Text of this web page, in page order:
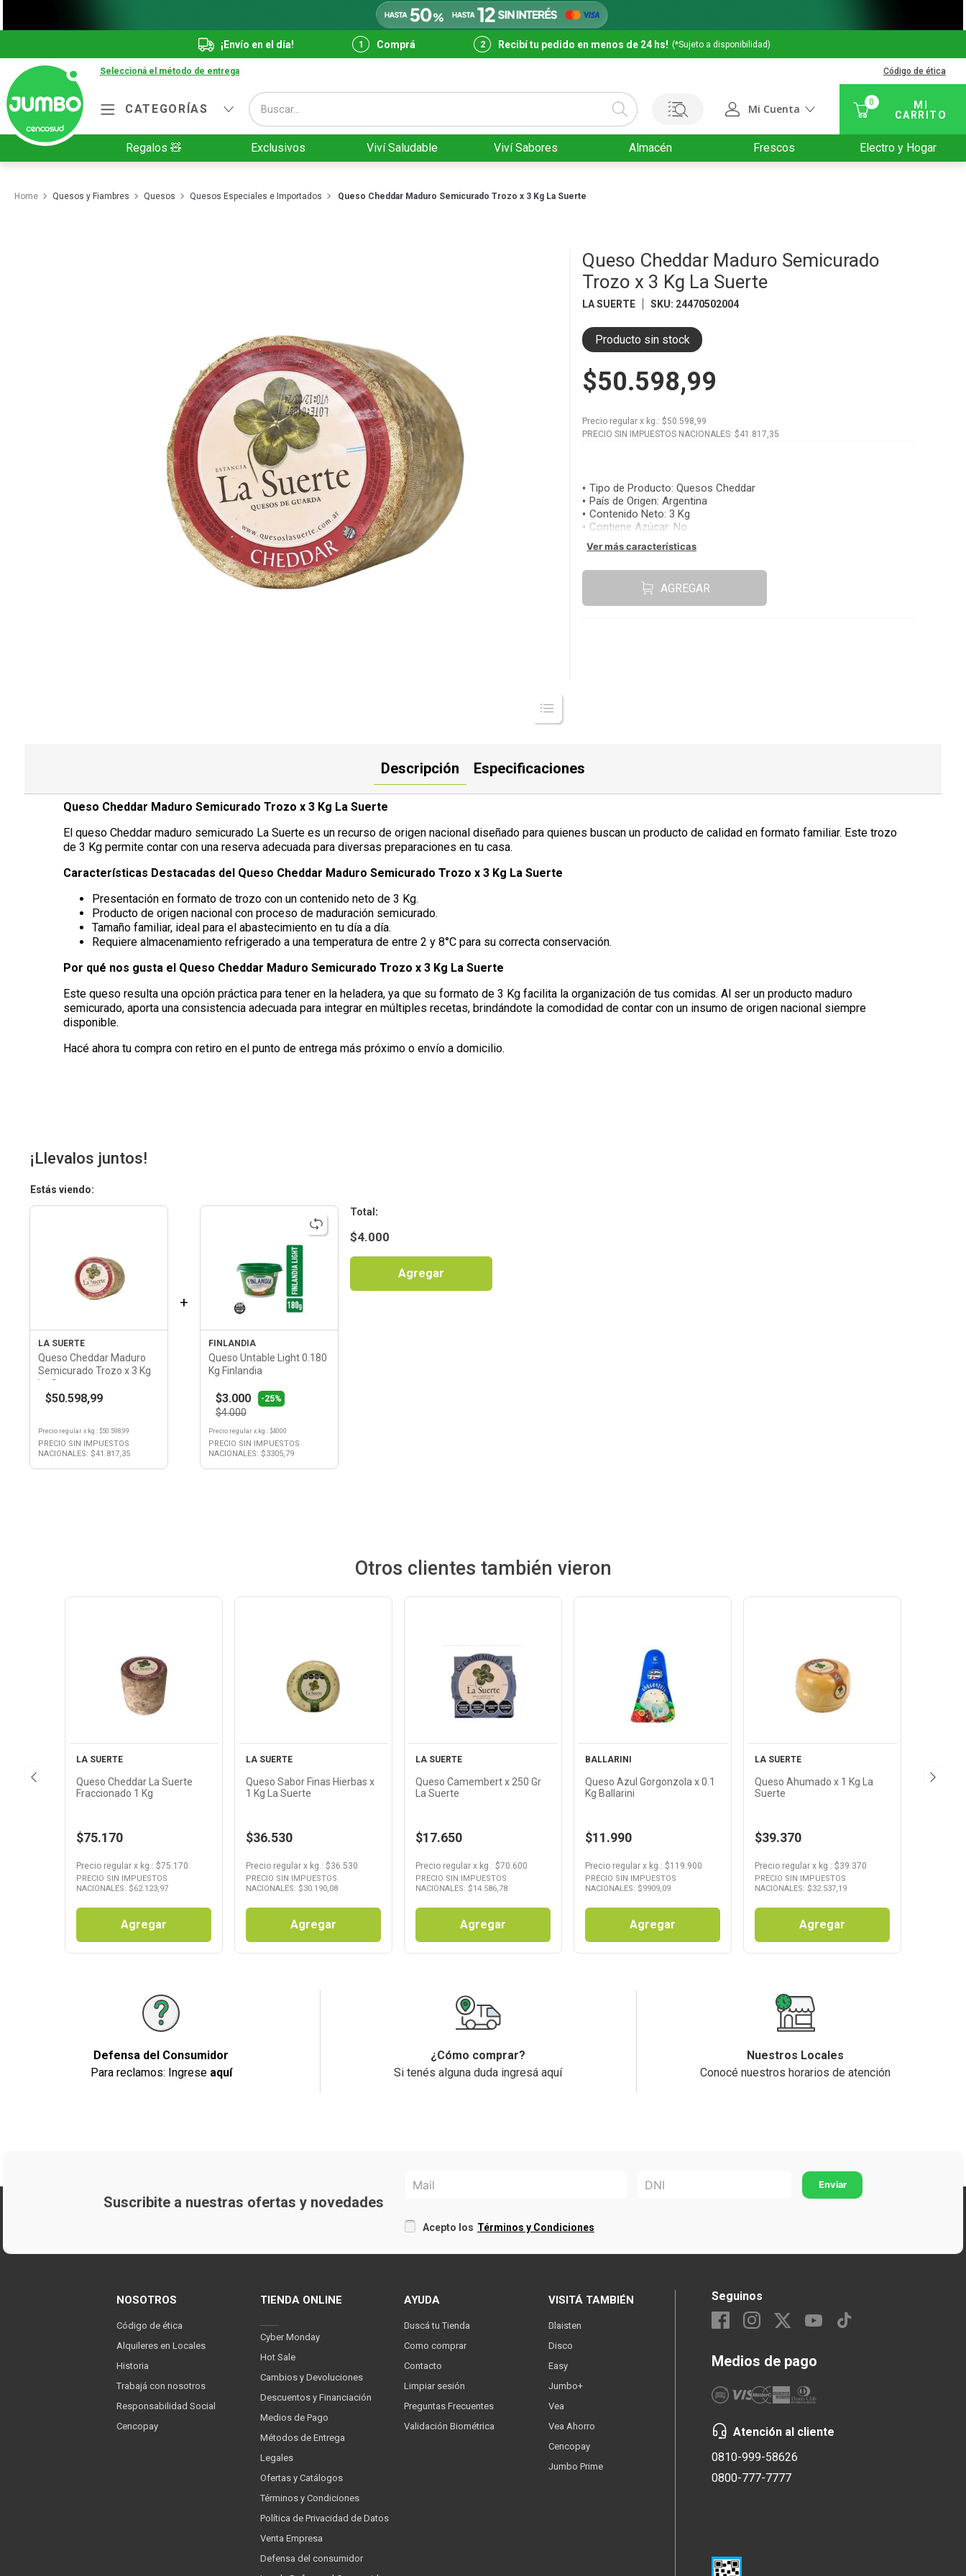
¡Envío en el día! Comprá Recibí tu pedido en menos de 24 hs! (*Sujeto a disponibilidad)
Seleccioná el método de entrega Código de ética
CATEGORÍAS
Buscar...
Mi Cuenta
0
Regalos 🧸 Exclusivos Viví Saludable Viví Sabores Almacén Frescos Electro y Hogar
Quesos y Fiambres Quesos Quesos Especiales e Importados Queso Cheddar Maduro Semicurado Trozo x 3 Kg La Suerte
Queso Cheddar Maduro Semicurado
Trozo x 3 Kg La Suerte
LA SUERTE SKU: 24470502004
Producto sin stock
$50.598,99
Precio regular x kg.: $50.598,99
PRECIO SIN IMPUESTOS NACIONALES: $41.817,35
Tipo de Producto:Quesos Cheddar
País de Origen:Argentina
Contenido Neto:3 Kg
Contiene Azúcar: No
Ver más características
AGREGAR
Descripción Especificaciones
Queso Cheddar Maduro Semicurado Trozo x 3 Kg La Suerte
El queso Cheddar maduro semicurado La Suerte es un recurso de origen nacional diseñado para quienes buscan un producto de calidad en formato familiar. Este trozo
de 3 Kg permite contar con una reserva adecuada para diversas preparaciones en tu casa.
Características Destacadas del Queso Cheddar Maduro Semicurado Trozo x 3 Kg La Suerte
Presentación en formato de trozo con un contenido neto de 3 Kg.
Producto de origen nacional con proceso de maduración semicurado.
Tamaño familiar, ideal para el abastecimiento en tu día a día.
Requiere almacenamiento refrigerado a una temperatura de entre 2 y 8°C para su correcta conservación.
Por qué nos gusta el Queso Cheddar Maduro Semicurado Trozo x 3 Kg La Suerte
Este queso resulta una opción práctica para tener en la heladera, ya que su formato de 3 Kg facilita la organización de tus comidas. Al ser un producto maduro
semicurado, aporta una consistencia adecuada para integrar en múltiples recetas, brindándote la comodidad de contar con un insumo de origen nacional siempre
disponible.
Hacé ahora tu compra con retiro en el punto de entrega más próximo o envío a domicilio.
¡Llevalos juntos!
Estás viendo:
LA SUERTE
Queso Cheddar Maduro
Semicurado Trozo x 3 Kg
La Suerte
$50.598,99
Precio regularx kg. : $50.598,99
PRECIO SIN IMPUESTOS
NACIONALES: $41.817,35
+
FINLANDIA
Queso Untable Light 0.180
Kg Finlandia
$3.000 -25%
$4.000
Precio regularx kg. : $4000
PRECIO SIN IMPUESTOS
NACIONALES: $3305,79
:
$4.000
Agregar
Otros clientes también vieron
Ver
Producto
LA SUERTE
Queso Cheddar La Suerte
Fraccionado 1 Kg
$75.170
Precio regular x kg.: $75.170
PRECIO SIN IMPUESTOS
NACIONALES: $62.123,97
Agregar
Ver
Producto
LA SUERTE
Queso Sabor Finas Hierbas x
1 Kg La Suerte
$36.530
Precio regular x kg.: $36.530
PRECIO SIN IMPUESTOS
NACIONALES: $30.190,08
Agregar
Ver
Producto
LA SUERTE
Queso Camembert x 250 Gr
La Suerte
$17.650
Precio regular x kg.: $70.600
PRECIO SIN IMPUESTOS
NACIONALES: $14.586,78
Agregar
Ver
Producto
BALLARINI
Queso Azul Gorgonzola x 0.1
Kg Ballarini
$11.990
Precio regular x kg.: $119.900
PRECIO SIN IMPUESTOS
NACIONALES: $9909,09
Agregar
Ver
Producto
LA SUERTE
Queso Ahumado x 1 Kg La
Suerte
$39.370
Precio regular x kg.: $39.370
PRECIO SIN IMPUESTOS
NACIONALES: $32.537,19
Agregar
Defensa del Consumidor
Para reclamos: Ingrese aquí
¿Cómo comprar?
Si tenés alguna duda ingresá aquí
Nuestros Locales
Conocé nuestros horarios de atención
Suscribite a nuestras ofertas y novedades
Acepto los Términos y Condiciones
NOSOTROS
Código de ética
Alquileres en Locales
Historia
Trabajá con nosotros
Responsabilidad Social
Cencopay
TIENDA ONLINE
Cyber Monday
Hot Sale
Cambios y Devoluciones
Descuentos y Financiación
Medios de Pago
Métodos de Entrega
Legales
Ofertas y Catálogos
Términos y Condiciones
Política de Privacidad de Datos
Venta Empresa
Defensa del consumidor
AYUDA
Buscá tu Tienda
Como comprar
Contacto
Limpiar sesión
Preguntas Frecuentes
Validación Biométrica
VISITÁ TAMBIÉN
Blaisten
Disco
Easy
Jumbo+
Vea
Vea Ahorro
Cencopay
Jumbo Prime
Seguinos
Medios de pago
Atención al cliente
0810-999-58626
0800-777-7777
Términos más buscados
2.
Cafe
Juguetes
Valijas
10. Carne